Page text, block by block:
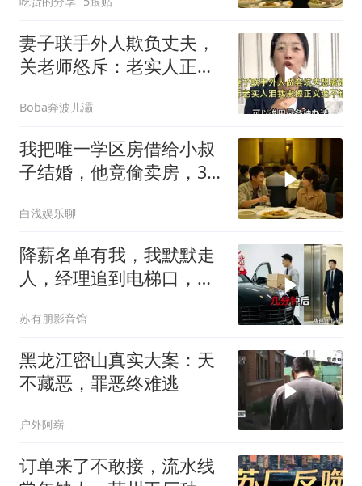
妻子联手外人欺负丈夫，
关老师怒斥：老实人正义
Boba奔波儿灞
我把唯一学区房借给小叔
子结婚，他竟偷卖房，3
白浅娱乐聊
降薪名单有我，我默默走
人，经理追到电梯口，见
苏有朋影音馆
黑龙江密山真实大案：天
不藏恶，罪恶终难逃
户外阿崭
订单来了不敢接，流水线